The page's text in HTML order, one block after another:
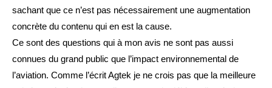
sachant que ce n’est pas nécessairement une augmentation
concrète du contenu qui en est la cause.
Ce sont des questions qui à mon avis ne sont pas aussi
connues du grand public que l’impact environnemental de
l’aviation. Comme l’écrit Agtek je ne crois pas que la meilleure